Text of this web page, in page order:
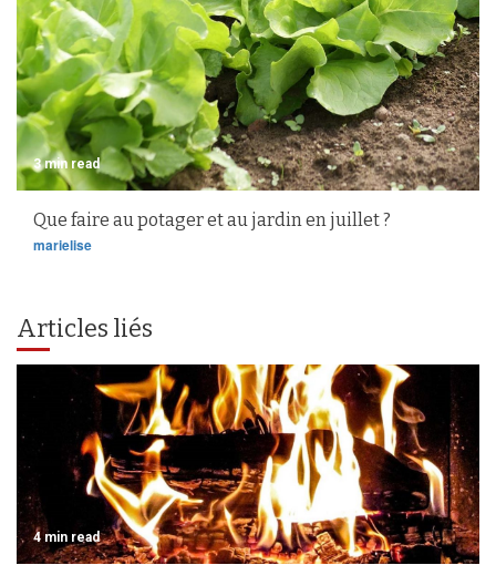
3 min read
Que faire au potager et au jardin en juillet ?
marielise
Articles liés
4 min read